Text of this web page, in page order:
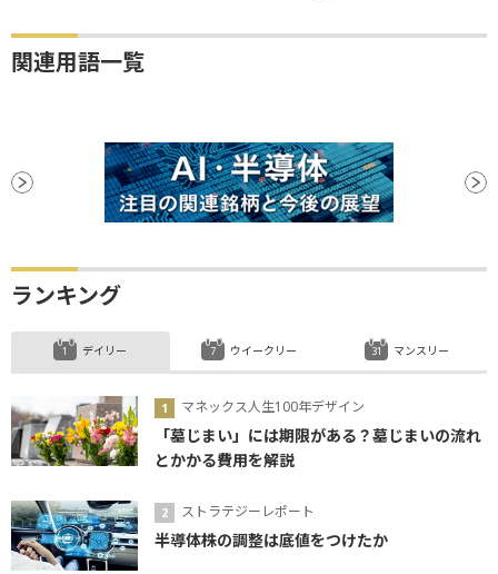
関連用語一覧
ランキング
デイリー
マネックス人生100年デザイン
「墓じまい」には期限がある？墓じまいの流れ
とかかる費用を解説
ストラテジーレポート
半導体株の調整は底値をつけたか
ウイークリー マンスリー